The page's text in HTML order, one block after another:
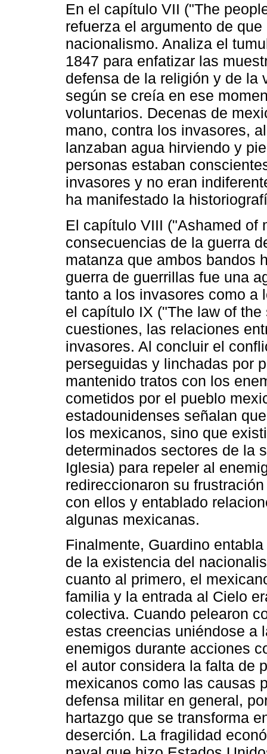
En el capítulo VII ("The
refuerza el argumento de
nacionalismo. Analiza el
1847 para enfatizar las
defensa de la religión y de la
según se creía en ese
voluntarios. Decenas de
mano, contra los invasores,
lanzaban agua hirviendo y
personas estaban
invasores y no eran
ha manifestado la
El capítulo VIII ("Ashamed of
consecuencias de la guerra
matanza que ambos bandos
guerra de guerrillas fue una
tanto a los invasores como a
el capítulo IX ("The law of
cuestiones, las relaciones
invasores. Al concluir el
perseguidas y linchadas por
mantenido tratos con los
cometidos por el pueblo
estadounidenses señalan
los mexicanos, sino que
determinados sectores de la
Iglesia) para repeler al
redireccionaron su
con ellos y entablado
algunas mexicanas.
Finalmente, Guardino
de la existencia del
cuanto al primero, el
familia y la entrada al Cielo
colectiva. Cuando pelearon
estas creencias uniéndose a
enemigos durante acciones
el autor considera la falta de
mexicanos como las causas
defensa militar en general,
hartazgo que se transforma
deserción. La fragilidad